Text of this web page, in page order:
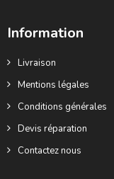
Information
Livraison
Mentions légales
Conditions générales
Devis réparation
Contactez nous